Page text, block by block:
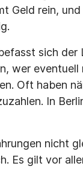
Geld rein,
sich
wer
Oft haben
In
nicht
Es gilt vor